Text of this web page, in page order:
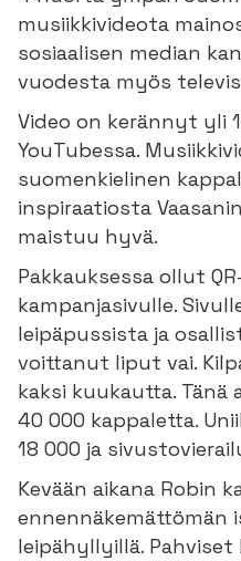
musiikkivideota
sosiaalisen median
vuodesta myös
Video on kerännyt yli
YouTubessa.
suomenkielinen
inspiraatiosta
maistuu hyvä.
Pakkauksessa ollut
kampanjasivulle.
leipäpussista ja
voittanut liput vai.
kaksi kuukautta. Tänä
40 000 kappaletta.
18 000 ja
Kevään aikana Robin
ennennäkemättömän
leipähyllyillä.